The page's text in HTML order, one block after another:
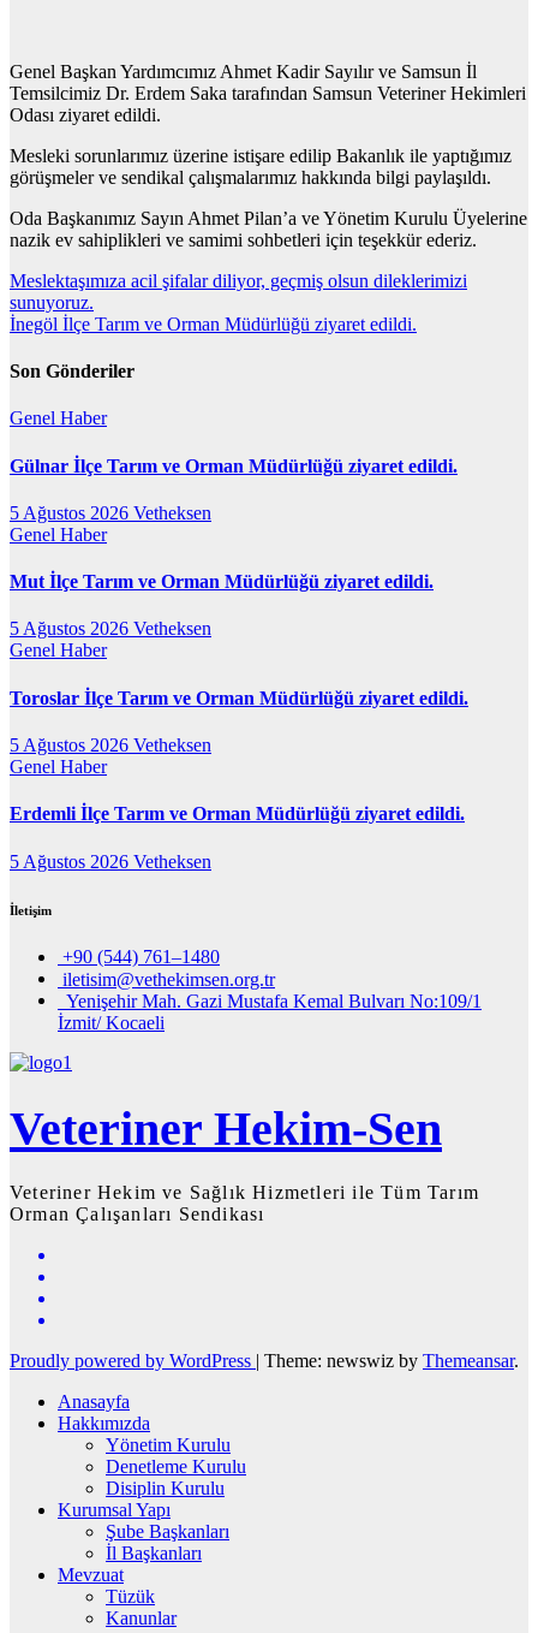
Genel Başkan Yardımcımız Ahmet Kadir Sayılır ve Samsun İl
Temsilcimiz Dr. Erdem Saka tarafından Samsun Veteriner Hekimleri
Odası ziyaret edildi.
Mesleki sorunlarımız üzerine istişare edilip Bakanlık ile yaptığımız
görüşmeler ve sendikal çalışmalarımız hakkında bilgi paylaşıldı.
Oda Başkanımız Sayın Ahmet Pilan’a ve Yönetim Kurulu Üyelerine
nazik ev sahiplikleri ve samimi sohbetleri için teşekkür ederiz.
Yazı
gezinmesi
Meslektaşımıza acil şifalar diliyor, geçmiş olsun dileklerimizi
sunuyoruz.
İnegöl İlçe Tarım ve Orman Müdürlüğü ziyaret edildi.
Son Gönderiler
Genel Haber
Gülnar İlçe Tarım ve Orman Müdürlüğü ziyaret edildi.
5 Ağustos 2026 Vetheksen
Genel Haber
Mut İlçe Tarım ve Orman Müdürlüğü ziyaret edildi.
5 Ağustos 2026 Vetheksen
Genel Haber
Toroslar İlçe Tarım ve Orman Müdürlüğü ziyaret edildi.
5 Ağustos 2026 Vetheksen
Genel Haber
Erdemli İlçe Tarım ve Orman Müdürlüğü ziyaret edildi.
5 Ağustos 2026 Vetheksen
İletişim
+90 (544) 761–1480
iletisim@vethekimsen.org.tr
Yenişehir Mah. Gazi Mustafa Kemal Bulvarı No:109/1
İzmit/ Kocaeli
Veteriner Hekim-Sen
Veteriner Hekim ve Sağlık Hizmetleri ile Tüm Tarım
Orman Çalışanları Sendikası
Proudly powered by WordPress | Theme: newswiz by Themeansar.
Anasayfa
Hakkımızda
Yönetim Kurulu
Denetleme Kurulu
Disiplin Kurulu
Kurumsal Yapı
Şube Başkanları
İl Başkanları
Mevzuat
Tüzük
Kanunlar